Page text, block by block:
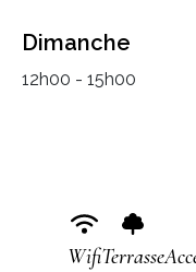
Dimanche
12h00 - 15h00
WifiTerrasse